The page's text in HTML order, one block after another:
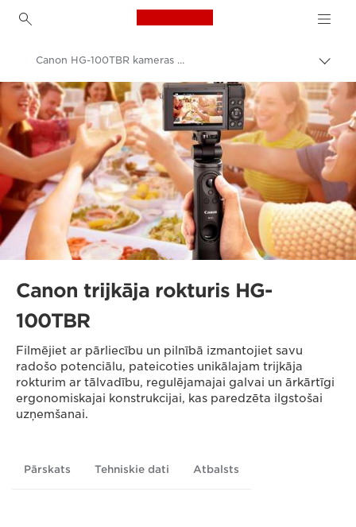
Canon Logo, back to
Canon
Canon HG-100TBR kameras trijkājis
Canon trijkāja rokturis HG-
100TBR
Filmējiet ar pārliecību un pilnībā izmantojiet savu
radošo potenciālu, pateicoties unikālajam trijkāja
rokturim ar tālvadību, regulējamajai galvai un ārkārtīgi
ergonomiskajai konstrukcijai, kas paredzēta ilgstošai
uzņemšanai.
Pārskats Tehniskie dati Atbalsts